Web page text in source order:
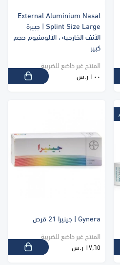
External Aluminium Nasal
Splint Size Large | جبيرة
الأنف الخارجية ، الألومنيوم حجم
كبير
المنتج غير خاضع للضريبة
١٠٠ ر.س
Gynera | جينيرا 21 قرص
المنتج غير خاضع للضريبة
١٧٫٦٥ ر.س